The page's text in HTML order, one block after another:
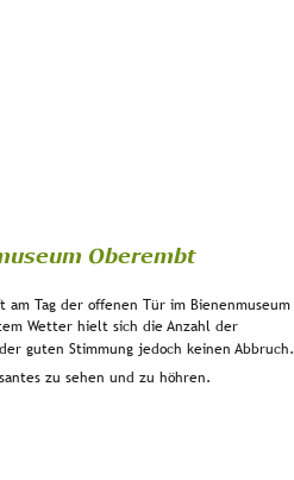
Oberembt
Tag der offenen Tür im Bienenmuseum
Wetter hielt sich die Anzahl der
guten Stimmung jedoch keinen Abbruch.
zu sehen und zu höhren.